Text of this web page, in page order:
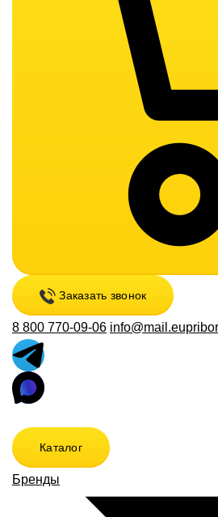
Заказать звонок
8 800 770-09-06
Каталог
Бренды